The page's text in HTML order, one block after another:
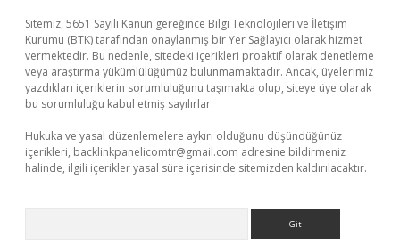
Sitemiz, 5651 Sayılı Kanun gereğince Bilgi Teknolojileri ve İletişim
Kurumu (BTK) tarafından onaylanmış bir Yer Sağlayıcı olarak hizmet
vermektedir. Bu nedenle, sitedeki içerikleri proaktif olarak denetleme
veya araştırma yükümlülüğümüz bulunmamaktadır. Ancak, üyelerimiz
yazdıkları içeriklerin sorumluluğunu taşımakta olup, siteye üye olarak
bu sorumluluğu kabul etmiş sayılırlar.
Hukuka ve yasal düzenlemelere aykırı olduğunu düşündüğünüz
içerikleri, backlinkpanelicomtr@gmail.com adresine bildirmeniz
halinde, ilgili içerikler yasal süre içerisinde sitemizden kaldırılacaktır.